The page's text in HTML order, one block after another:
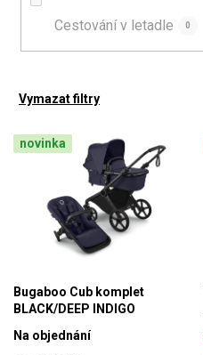
Cestování v letadle 0
Vymazat filtry
novinka
Bugaboo Cub komplet
BLACK/DEEP INDIGO
Na objednání